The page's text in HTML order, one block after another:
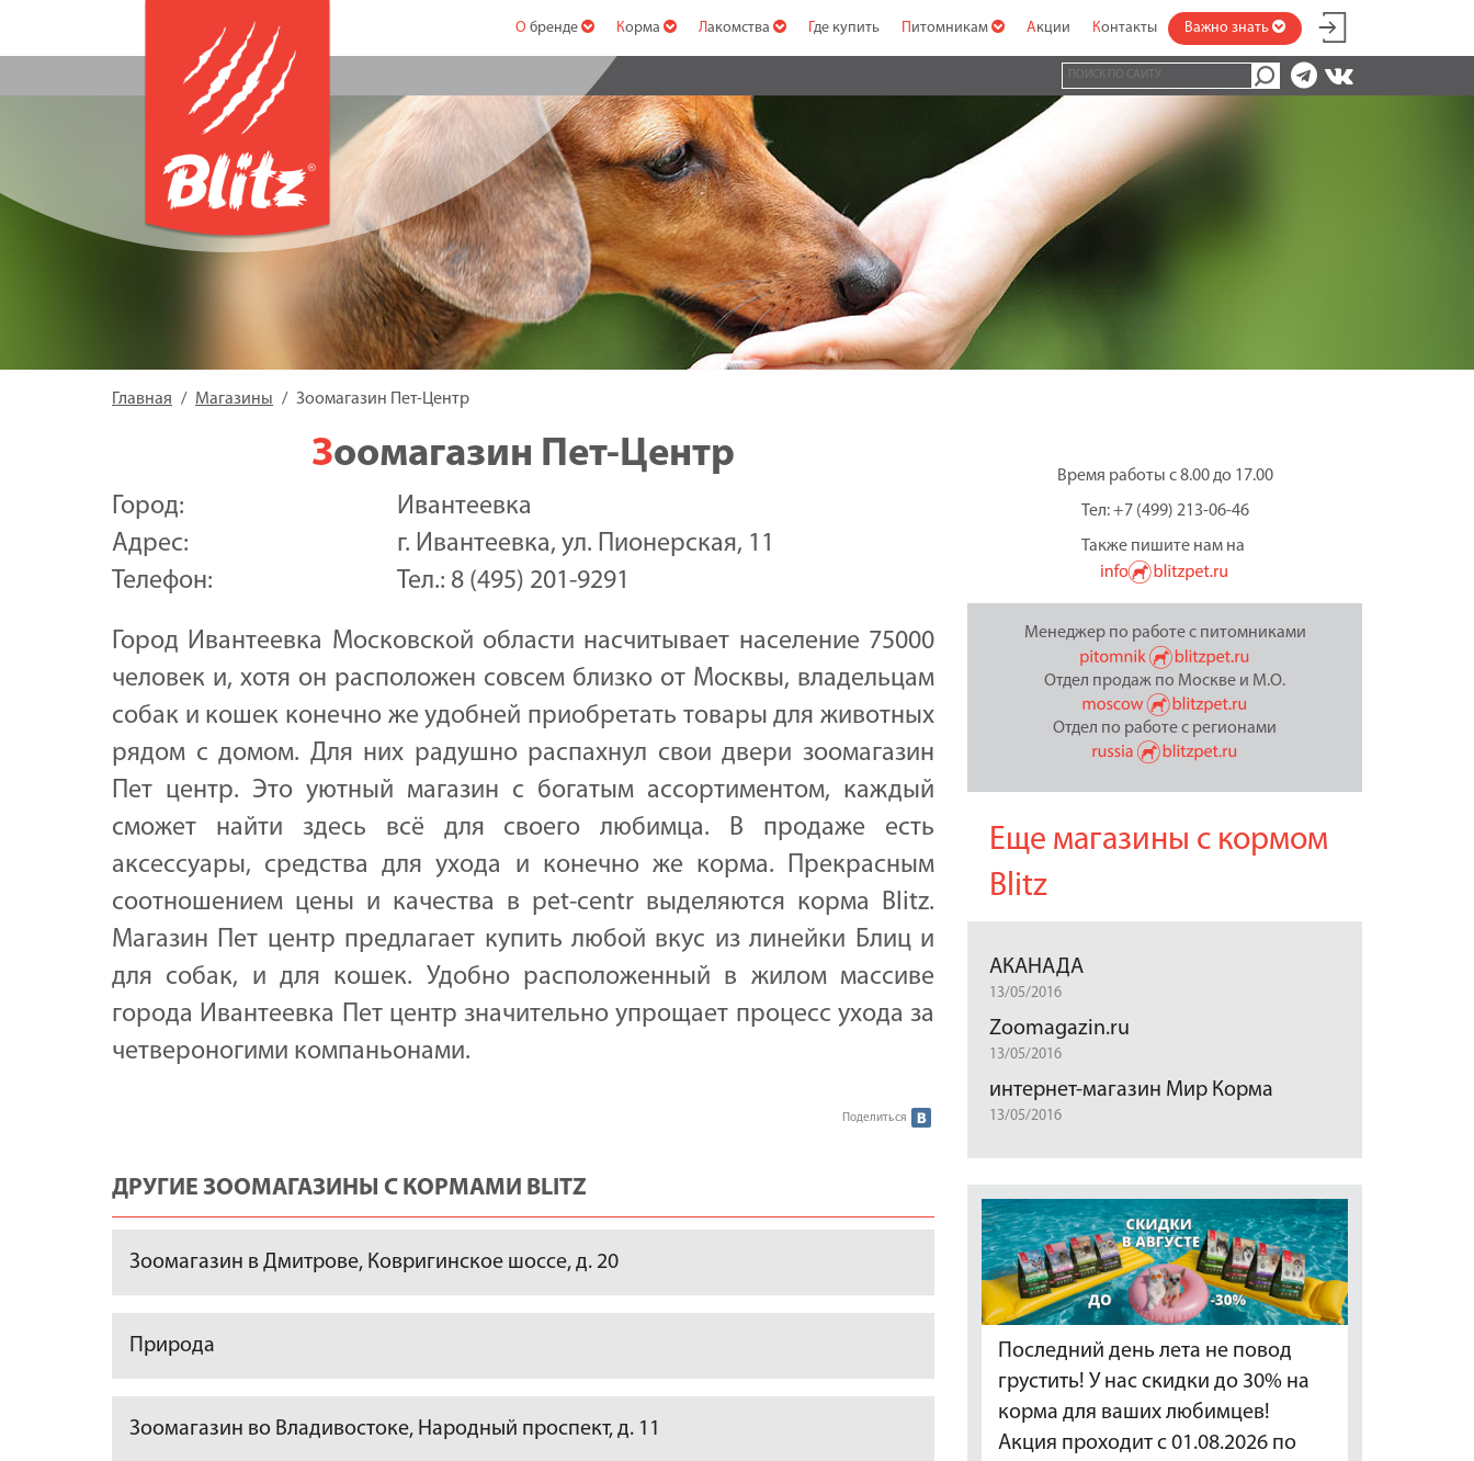
О бренде Корма Лакомства Где купить Питомникам Акции Контакты Важно знать
Главная Магазины Зоомагазин Пет-Центр
Зоомагазин Пет-Центр
Город:
Ивантеевка
Адрес:
г. Ивантеевка, ул. Пионерская, 11
Телефон:
Тел.: 8 (495) 201-9291
Город Ивантеевка Московской области насчитывает население 75000
человек и, хотя он расположен совсем близко от Москвы, владельцам
собак и кошек конечно же удобней приобретать товары для животных
рядом с домом. Для них радушно распахнул свои двери зоомагазин
Пет центр. Это уютный магазин с богатым ассортиментом, каждый
сможет найти здесь всё для своего любимца. В продаже есть
аксессуары, средства для ухода и конечно же корма. Прекрасным
соотношением цены и качества в pet-centr выделяются корма Blitz.
Магазин Пет центр предлагает купить любой вкус из линейки Блиц и
для собак, и для кошек. Удобно расположенный в жилом массиве
города Ивантеевка Пет центр значительно упрощает процесс ухода за
четвероногими компаньонами.
Поделиться
ДРУГИЕ ЗООМАГАЗИНЫ С КОРМАМИ BLITZ
Зоомагазин в Дмитрове, Ковригинское шоссе, д. 20
Природа
Зоомагазин во Владивостоке, Народный проспект, д. 11
Время работы с 8.00 до 17.00
Тел: +7 (499) 213-06-46
Также пишите нам на
Менеджер по работе с питомниками
Отдел продаж по Москве и М.О.
Отдел по работе с регионами
Еще магазины с кормом
Blitz
АКАНАДА
13/05/2016
Zoomagazin.ru
13/05/2016
интернет-магазин Мир Корма
13/05/2016
Последний день лета не повод
грустить! У нас скидки до 30% на
корма для ваших любимцев!
Акция проходит с 01.08.2026 по